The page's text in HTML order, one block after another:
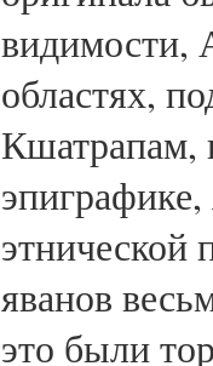
видимости,
областях,
Кшатрапам,
этнической
яванов
это были